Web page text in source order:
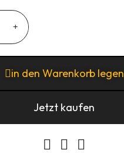
in den Warenkorb legen
Jetzt kaufen